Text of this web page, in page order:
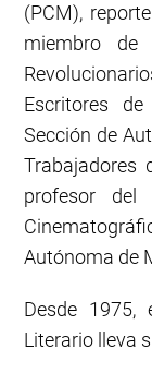
(PCM),
miembro
Escritores
Sección de
Trabajadores
profesor del
Autónoma de
Desde 1975,
Literario lleva